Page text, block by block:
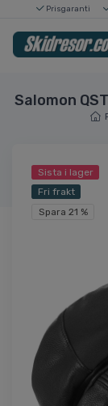
Prisgaranti
Salomon
Sista i lager
Fri frakt
Spara 21 %